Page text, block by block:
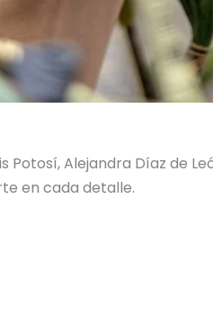
Potosí, Alejandra Díaz de
en cada detalle.